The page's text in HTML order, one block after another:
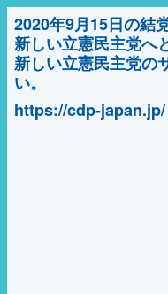
2020年9月15日の結
新しい立憲民主党へ
新しい立憲民主党の
い。
https://cdp-japan.jp/